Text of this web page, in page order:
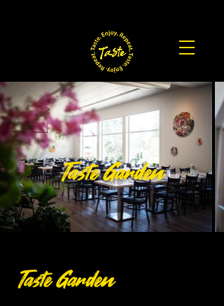
Taste Garden
Taste Garden